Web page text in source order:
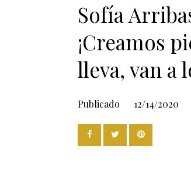
Sofía
¡Creamos
lleva, van a
Publicado 12/14/2020